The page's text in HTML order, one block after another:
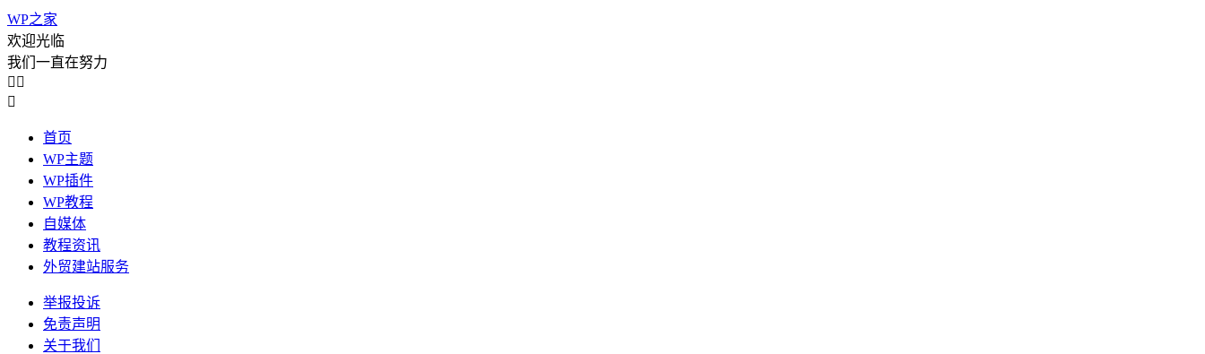
WP之家
欢迎光临
我们一直在努力
 

首页
WP主题
WP插件
WP教程
自媒体
教程资讯
外贸建站服务
举报投诉
免责声明
关于我们